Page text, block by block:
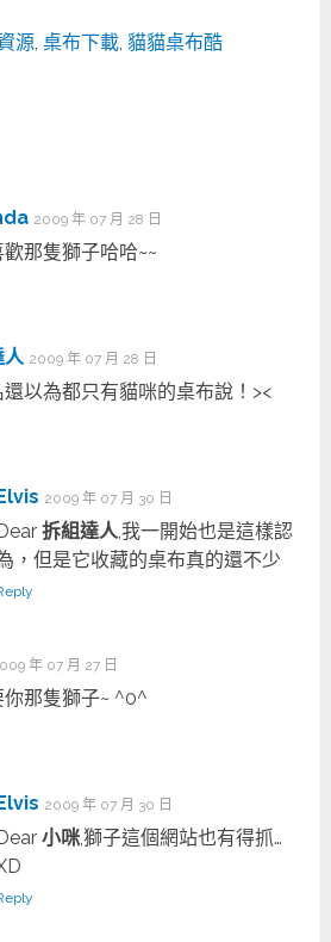
源 ,桌布下載 貓貓桌布酷
2009 年 07 月 28 日
那隻獅子哈哈~~
人 2009 年 07 月 28 日
以為都只有貓咪的桌布說！><
2009 年 07 月 30 日
拆組達人 ,我一開始也是這樣認
，但是它收藏的桌布真的還不少
年 07 月 27 日
你那隻獅子~ ^0^
2009 年 07 月 30 日
小咪,獅子這個網站也有得抓…